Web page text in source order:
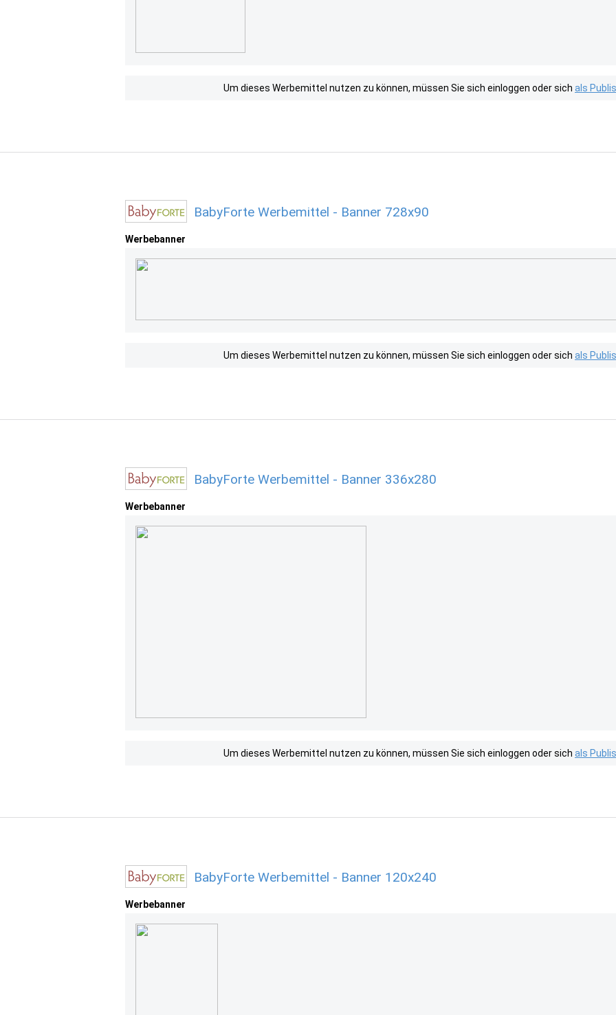
Um dieses Werbemittel nutzen zu können, müssen Sie sich einloggen oder sich als
BabyForte Werbemittel - Banner 728x90
Werbebanner
Um dieses Werbemittel nutzen zu können, müssen Sie sich einloggen oder sich als
BabyForte Werbemittel - Banner 336x280
Werbebanner
Um dieses Werbemittel nutzen zu können, müssen Sie sich einloggen oder sich als
BabyForte Werbemittel - Banner 120x240
Werbebanner